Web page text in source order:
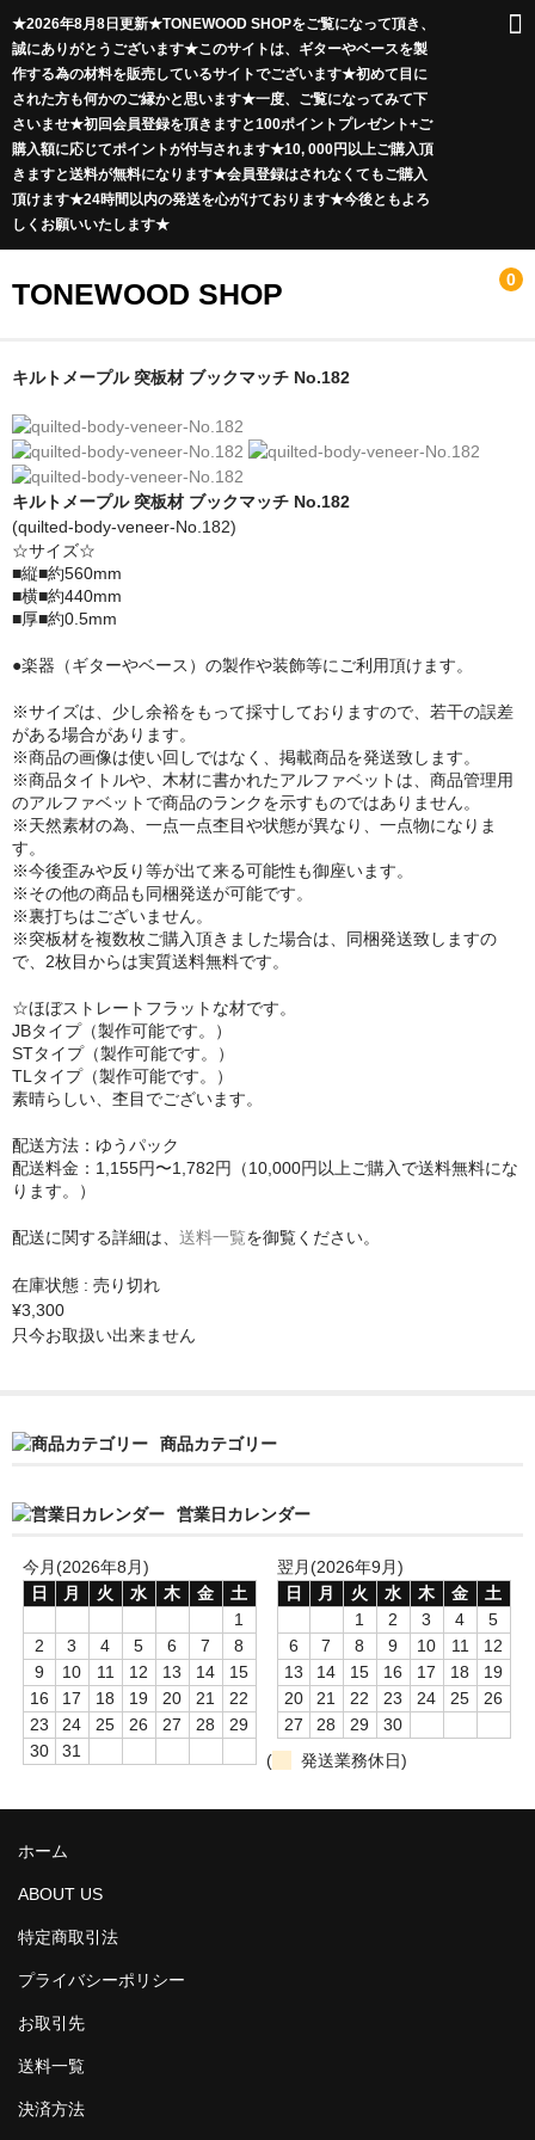
★2026年8月8日更新★TONEWOOD SHOPをご覧になって頂き、
誠にありがとうございます★このサイトは、ギターやベースを製
作する為の材料を販売しているサイトでございます★初めて目に
された方も何かのご縁かと思います★一度、ご覧になってみて下
さいませ★初回会員登録を頂きますと100ポイントプレゼント+ご
購入額に応じてポイントが付与されます★10, 000円以上ご購入頂
きますと送料が無料になります★会員登録はされなくてもご購入
頂けます★24時間以内の発送を心がけております★今後ともよろ
しくお願いいたします★
TONEWOOD SHOP 0
ボディ材
ソリッド材
突板材
Curly Maple
Quilted Maple
トップ材
Curly Maple
Quilted Maple
Spalted Maple
Maple Burl
Birds Eye Maple
Walnut
Cottonwood Burl
Alder
Ash
Carved Top Arch Top
etc…
ネック材
Maple
指板材
ナット・サドル
green abalone
3mm
6.35mm
7mm
pink mother of pearl
3mm
キルトメープル 突板材 ブックマッチ No.182
キルトメープル 突板材 ブックマッチ No.182
(quilted-body-veneer-No.182)
☆サイズ☆
■縦■約560mm
■横■約440mm
■厚■約0.5mm
●楽器（ギターやベース）の製作や装飾等にご利用頂けます。
※サイズは、少し余裕をもって採寸しておりますので、若干の誤差
がある場合があります。
※商品の画像は使い回しではなく、掲載商品を発送致します。
※商品タイトルや、木材に書かれたアルファベットは、商品管理用
のアルファベットで商品のランクを示すものではありません。
※天然素材の為、一点一点杢目や状態が異なり、一点物になりま
す。
※今後歪みや反り等が出て来る可能性も御座います。
※その他の商品も同梱発送が可能です。
※裏打ちはございません。
※突板材を複数枚ご購入頂きました場合は、同梱発送致しますの
で、2枚目からは実質送料無料です。
☆ほぼストレートフラットな材です。
JBタイプ（製作可能です。）
STタイプ（製作可能です。）
TLタイプ（製作可能です。）
素晴らしい、杢目でございます。
配送方法：ゆうパック
配送料金：1,155円〜1,782円（10,000円以上ご購入で送料無料にな
ります。）
配送に関する詳細は、 送料一覧を御覧ください。
在庫状態 : 売り切れ
¥3,300
只今お取扱い出来ません
商品カテゴリー
営業日カレンダー
今月(2026年8月)
日
月 火 水 木 金
土
1
2
3 4 5 6 7
8
9
10 11 12 13 14
15
16
17 18 19 20 21
22
23
24 25 26 27 28
29
30
31
翌月(2026年9月)
日
月 火 水 木 金
土
1
2 3 4
5
6
7 8 9 10 11
12
13
14 15 16 17 18
19
20
21 22 23 24 25
26
27
28 29
30
(
発送業務休日)
ホーム
ABOUT US
特定商取引法
プライバシーポリシー
お取引先
送料一覧
決済方法